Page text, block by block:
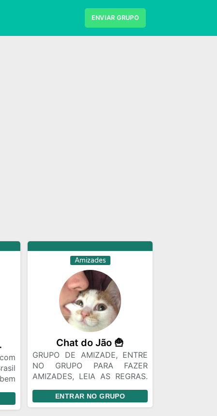
ENVIAR GRUPO
Amizades
Chat do Jão 🍟
GRUPO DE AMIZADE, ENTRE
NO GRUPO PARA FAZER
AMIZADES, LEIA AS REGRAS.
NO GRUPO PARA FAZER
AMIZADES, LEIA AS REGRAS
ENTRAR NO GRUPO